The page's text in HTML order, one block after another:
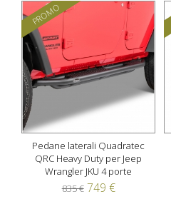
PROMO
Pedane laterali Quadratec
QRC Heavy Duty per Jeep
Wrangler JKU 4 porte
835 € 749 €